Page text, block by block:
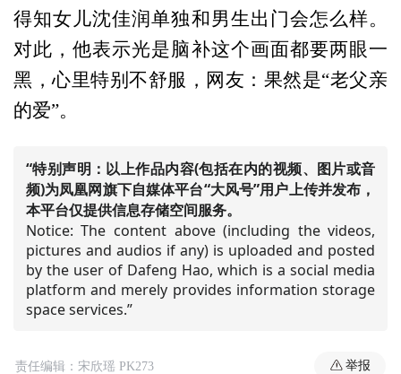
得知女儿沈佳润单独和男生出门会怎么样。
对此，他表示光是脑补这个画面都要两眼一
黑，心里特别不舒服，网友：果然是“老父亲
的爱”。
“特别声明：以上作品内容(包括在内的视频、图片或音
频)为凤凰网旗下自媒体平台“大风号”用户上传并发布，
本平台仅提供信息存储空间服务。
Notice: The content above (including the videos,
pictures and audios if any) is uploaded and posted
by the user of Dafeng Hao, which is a social media
platform and merely provides information storage
space services.”
责任编辑：宋欣瑶 PK273 举报